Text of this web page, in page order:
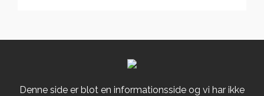
Denne side er blot en informationsside og vi har ikke